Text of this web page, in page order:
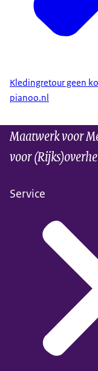
Kledingretour geen
pianoo.nl
Maatwerk voor
voor
Service